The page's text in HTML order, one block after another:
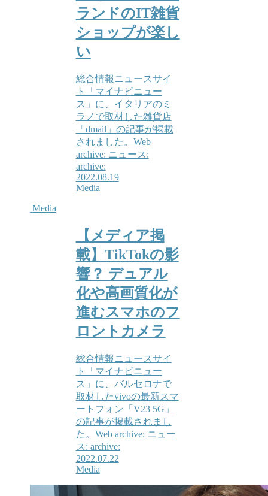
ランドのIT雑貨
ショップが楽し
い
総合情報ニュースサイ
ト「マイナビニュー
ス」に、イタリアのミ
ラノで取材した雑貨店
「dmail」の記事が掲載
されました。Web
archive: ニュース:
archive:
2022.08.19
Media
Media
【メディア掲
載】TikTokの影
響？ デュアル
化や高画質化が
進むスマホのフ
ロントカメラ
総合情報ニュースサイ
ト「マイナビニュー
ス」に、バルセロナで
取材したvivoの最新スマ
ートフォン「V23 5G」
の記事が掲載されまし
た。Web archive: ニュー
ス: archive:
2022.07.22
Media